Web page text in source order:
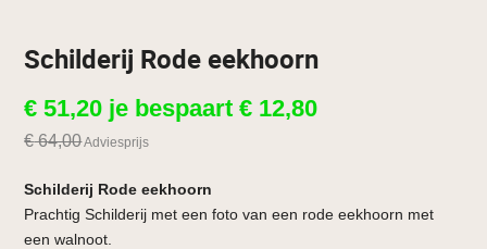
Schilderij Rode eekhoorn
€ 51,20 je bespaart€ 12,80
€64,00Adviesprijs
Schilderij Rode eekhoorn
Prachtig Schilderij met een foto van een rode eekhoorn met
een walnoot.